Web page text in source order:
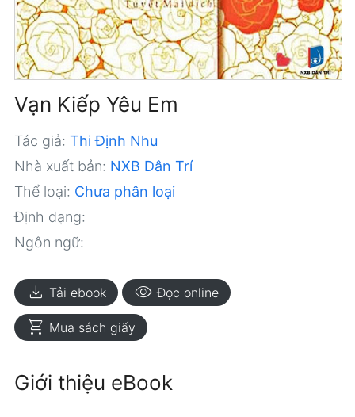
Vạn Kiếp Yêu Em
Tác giả: Thi Định Nhu
Nhà xuất bản: NXB Dân Trí
Thể loại: Chưa phân loại
Định dạng:
Ngôn ngữ:
download Tải ebook visibility Đọc online
shopping_cart Mua sách giấy
Giới thiệu eBook